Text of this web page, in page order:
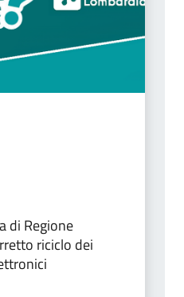
di Regione
riciclo dei